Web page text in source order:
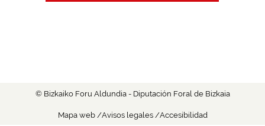
© Bizkaiko Foru Aldundia - Diputación Foral de Bizkaia
Mapa web Avisos legales Accesibilidad